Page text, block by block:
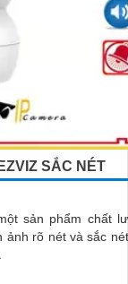
SẮC NÉT
sản phẩm chất
rõ nét và sắc nét. Hỗ